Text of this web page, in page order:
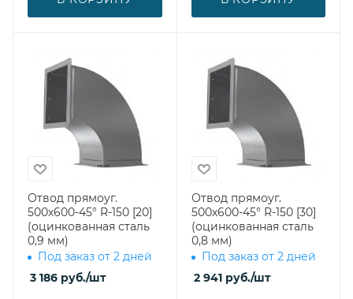
Отвод прямоуг.
500х600-45° R-150 [20]
(оцинкованная сталь
0,9 мм)
Под заказ от 2 дней
3 186 руб./шт
Отвод прямоуг.
500х600-45° R-150 [30]
(оцинкованная сталь
0,8 мм)
Под заказ от 2 дней
2 941руб./шт